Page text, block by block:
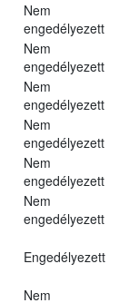
Nem
engedélyezett
Nem
engedélyezett
Nem
engedélyezett
Nem
engedélyezett
Nem
engedélyezett
Nem
engedélyezett
Engedélyezett
Nem